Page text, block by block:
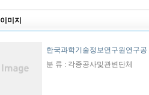
이미지
한국과학기술정보연구원연구공
분 류 : 각종공사및관변단체